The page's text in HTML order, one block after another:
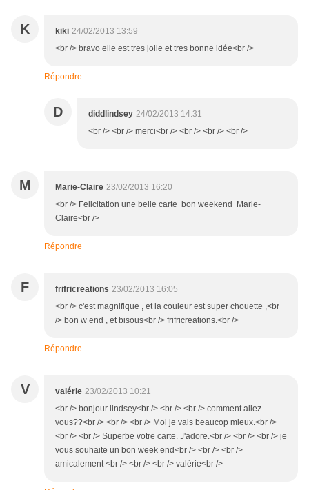
K kiki 24/02/2013 13:59
<br /> bravo elle est tres jolie et tres bonne idée<br />
Répondre
D diddlindsey 24/02/2013 14:31
<br /> <br /> merci<br /> <br /> <br /> <br />
M Marie-Claire 23/02/2013 16:20
<br /> Felicitation une belle carte bon weekend Marie-
Claire<br />
Répondre
F frifricreations 23/02/2013 16:05
<br /> c'est magnifique , et la couleur est super chouette ,<br
/> bon w end , et bisous<br /> frifricreations.<br />
Répondre
V valérie 23/02/2013 10:21
<br /> bonjour lindsey<br /> <br /> <br /> comment allez
vous??<br /> <br /> <br /> Moi je vais beaucop mieux.<br />
<br /> <br /> Superbe votre carte. J'adore.<br /> <br /> <br /> je
vous souhaite un bon week end<br /> <br /> <br />
amicalement <br /> <br /> <br /> valérie<br />